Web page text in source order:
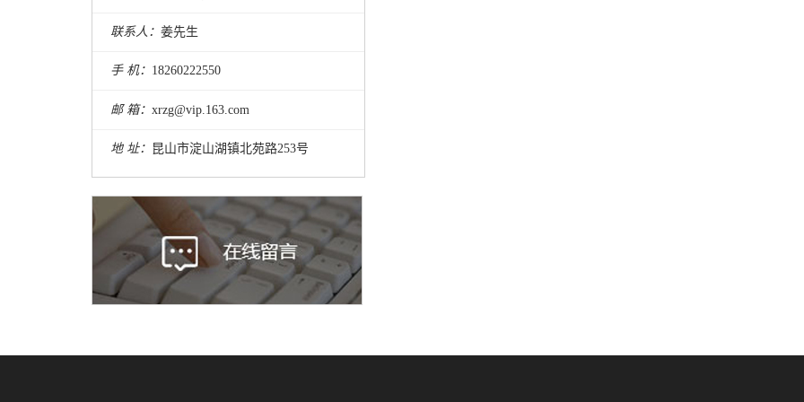
联系人： 姜先生
手 机： 18260222550
邮 箱： xrzg@vip.163.com
地 址： 昆山市淀山湖镇北苑路253号